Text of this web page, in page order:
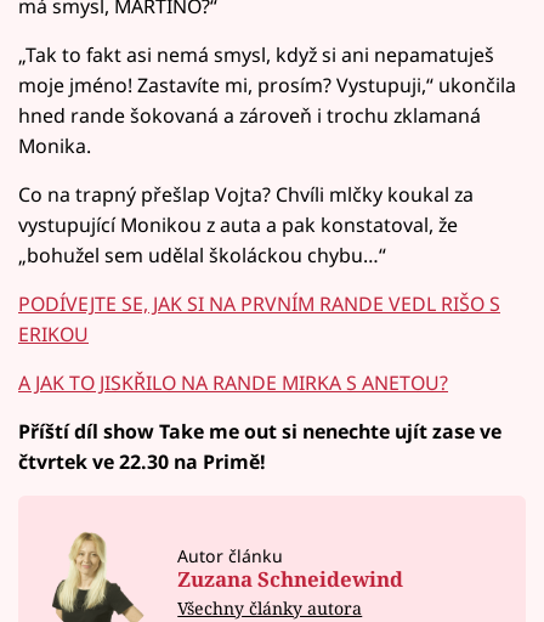
má smysl, MARTINO?“
„Tak to fakt asi nemá smysl, když si ani nepamatuješ
moje jméno! Zastavíte mi, prosím? Vystupuji,“ ukončila
hned rande šokovaná a zároveň i trochu zklamaná
Monika.
Co na trapný přešlap Vojta? Chvíli mlčky koukal za
vystupující Monikou z auta a pak konstatoval, že
„bohužel sem udělal školáckou chybu…“
PODÍVEJTE SE, JAK SI NA PRVNÍM RANDE VEDL RIŠO S
ERIKOU
A JAK TO JISKŘILO NA RANDE MIRKA S ANETOU?
Příští díl show Take me out si nenechte ujít zase ve
čtvrtek ve 22.30 na Primě!
Autor článku
Zuzana Schneidewind
Všechny články autora